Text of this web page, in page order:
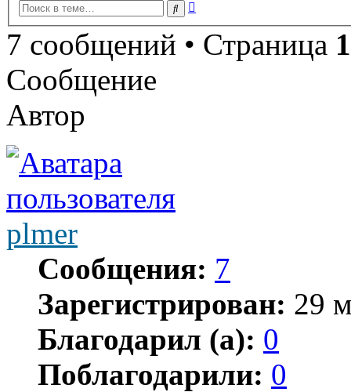
Поиск
7 сообщений • Страница 1
Сообщение
Автор
plmer
Сообщения: 7
Зарегистрирован: 29
Благодарил (а): 0
Поблагодарили: 0